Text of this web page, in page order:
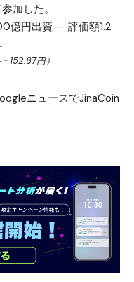
加した。
億円出資──評価額1.2
152.87円）
ニュースでJinaCoin